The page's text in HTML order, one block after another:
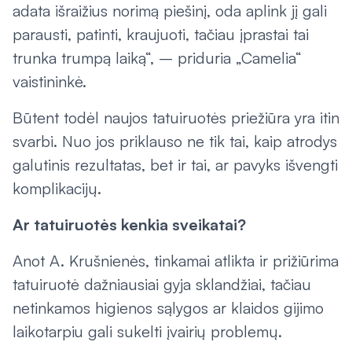
adata išraižius norimą piešinį, oda aplink jį gali
parausti, patinti, kraujuoti, tačiau įprastai tai
trunka trumpą laiką“, – priduria „Camelia“
vaistininkė.
Būtent todėl naujos tatuiruotės priežiūra yra itin
svarbi. Nuo jos priklauso ne tik tai, kaip atrodys
galutinis rezultatas, bet ir tai, ar pavyks išvengti
komplikacijų.
Ar tatuiruotės kenkia sveikatai?
Anot A. Krušnienės, tinkamai atlikta ir prižiūrima
tatuiruotė dažniausiai gyja sklandžiai, tačiau
netinkamos higienos sąlygos ar klaidos gijimo
laikotarpiu gali sukelti įvairių problemų.